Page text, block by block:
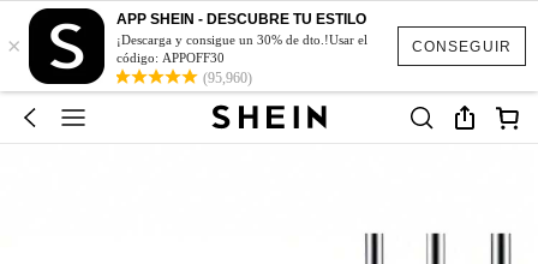
CONSEGUIR
×
APP SHEIN - DESCUBRE TU ESTILO
¡Descarga y consigue un 30% de dto.!Usar el
código: APPOFF30
(95,960)